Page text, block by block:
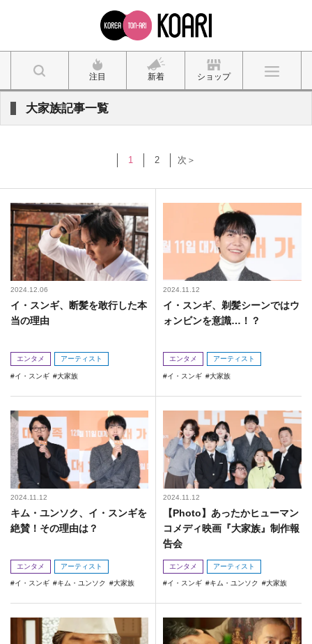
注目 新着 ショップ
大家族記事一覧
1 2 次＞
2024.12.06
イ・スンギ、断髪を敢行した本
当の理由
エンタメ アーティスト
イ・スンギ 大家族
2024.11.12
イ・スンギ、剃髪シーンではウ
ォンビンを意識…！？
エンタメ アーティスト
イ・スンギ 大家族
2024.11.12
キム・ユンソク、イ・スンギを
絶賛！その理由は？
エンタメ アーティスト
イ・スンギ キム・ユンソク 大家族
2024.11.12
【Photo】あったかヒューマン
コメディ映画『大家族』制作報
告会
エンタメ アーティスト
イ・スンギ キム・ユンソク 大家族